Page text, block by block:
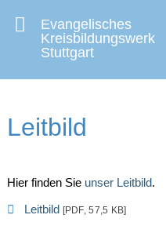
Evangelisches
Kreisbildungswerk
Stuttgart
Leitbild
Hier finden Sie unser Leitbild.
Leitbild [PDF, 57,5 KB]